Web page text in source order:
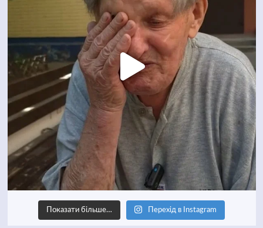
Показати більше… Перехід в Instagram